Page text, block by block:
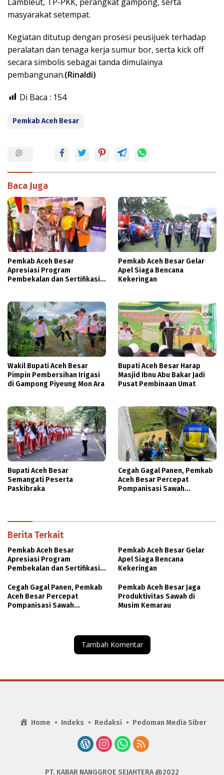
masyarakat setempat.
Kegiatan ditutup dengan prosesi peusijuek terhadap
peralatan dan tenaga kerja sumur bor, serta kick off
secara simbolis sebagai tanda dimulainya
pembangunan.(Rinaldi)
Di Baca : 154
Pemkab Aceh Besar
Baca Juga
Pemkab Aceh Besar
Apresiasi Program
Pembekalan dan Sertifikasi
Pemkab Aceh Besar Gelar
Apel Siaga Bencana
Kekeringan
Wakil Bupati Aceh Besar
Pimpin Pembersihan Irigasi
di Gampong Piyeung Mon Ara
Bupati Aceh Besar Harap
Masjid Ibnu Abu Bakar Jadi
Pusat Pembinaan Umat
Bupati Aceh Besar
Semangati Peserta
Paskibraka
Cegah Gagal Panen, Pemkab
Aceh Besar Percepat
Pompanisasi Sawah
Berita Terkait
Pemkab Aceh Besar
Apresiasi Program
Pembekalan dan Sertifikasi
Pemkab Aceh Besar Gelar
Apel Siaga Bencana
Kekeringan
Cegah Gagal Panen, Pemkab
Aceh Besar Percepat
Pompanisasi Sawah
Pemkab Aceh Besar Jaga
Produktivitas Sawah di
Musim Kemarau
Tambah Komentar
Home Indeks Redaksi Pedoman Media Siber
PT. KABAR NANGGROE SEJAHTERA @2022